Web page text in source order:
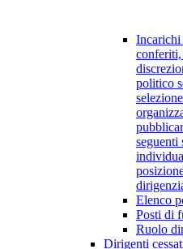
Incarichi
politico
Elenco
Posti di
Ruolo
Dirigenti